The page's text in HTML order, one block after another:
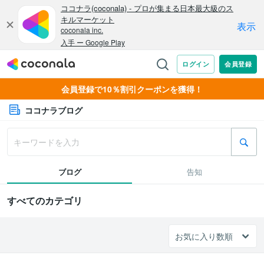
会員登録で10％割引クーポンを獲得！
ココナラブログ
ブログ 告知
すべてのカテゴリ